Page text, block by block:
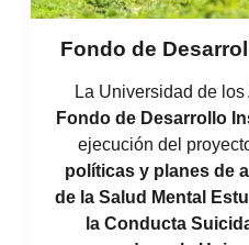
Fondo de
La Universidad de
Fondo de Desarrollo
ejecución del
políticas y planes de
de la Salud Mental
la Conducta